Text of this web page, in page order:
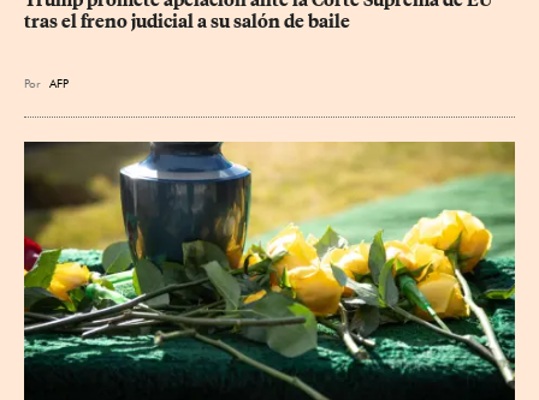
tras el freno judicial a su salón de baile
Por AFP